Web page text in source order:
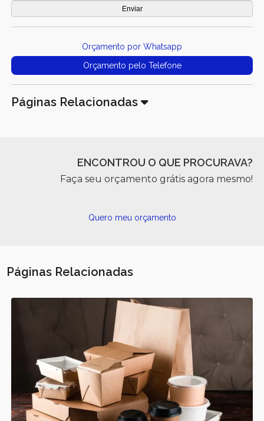
Orçamento por Whatsapp
Orçamento pelo Telefone
Páginas Relacionadas
ENCONTROU O QUE PROCURAVA?
Faça seu orçamento grátis agora mesmo!
Quero meu orçamento
Páginas Relacionadas